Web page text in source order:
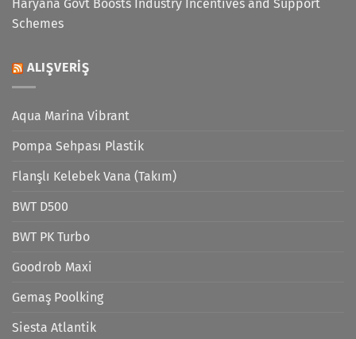
Haryana Govt Boosts Industry Incentives and Support
Schemes
ALIŞVERIŞ
Aqua Marina Vibrant
Pompa Sehpası Plastik
Flanşlı Kelebek Vana (Takım)
BWT D500
BWT PK Turbo
Goodrob Maxi
Gemaş Poolking
Siesta Atlantik